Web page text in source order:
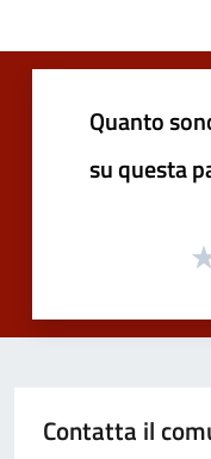
Quanto
su questa
Contatta il